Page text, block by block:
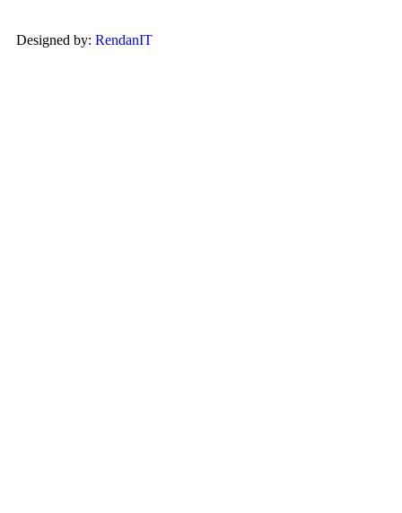
Designed by: RendanIT